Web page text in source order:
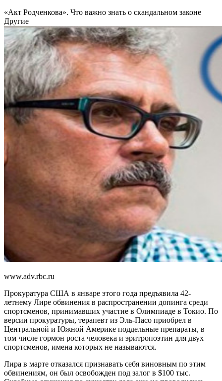
«Акт Родченкова». Что важно знать о скандальном законе
Другие
www.adv.rbc.ru
Прокуратура США в январе этого года предъявила 42-
летнему Лире обвинения в распространении допинга среди
спортсменов, принимавших участие в Олимпиаде в Токио. По
версии прокуратуры, терапевт из Эль-Пасо приобрел в
Центральной и Южной Америке поддельные препараты, в
том числе гормон роста человека и эритропоэтин для двух
спортсменов, имена которых не называются.
Лира в марте отказался признавать себя виновным по этим
обвинениям, он был освобожден под залог в $100 тыс.